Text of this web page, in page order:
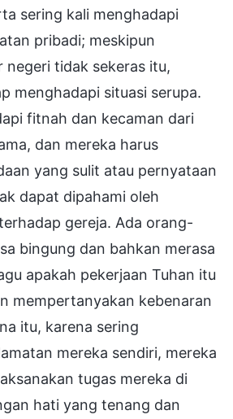
sering kali menghadapi
pribadi; meskipun
negeri tidak sekeras itu,
menghadapi situasi serupa.
fitnah dan kecaman dari
dan mereka harus
yang sulit atau pernyataan
dapat dipahami oleh
gereja. Ada orang-
bingung dan bahkan merasa
apakah pekerjaan Tuhan itu
mempertanyakan kebenaran
itu, karena sering
mereka sendiri, mereka
tugas mereka di
hati yang tenang dan